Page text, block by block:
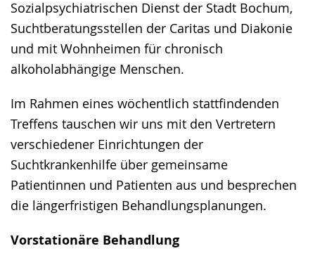
Sozialpsychiatrischen Dienst der Stadt Bochum,
Suchtberatungsstellen der Caritas und Diakonie
und mit Wohnheimen für chronisch
alkoholabhängige Menschen.
Im Rahmen eines wöchentlich stattfindenden
Treffens tauschen wir uns mit den Vertretern
verschiedener Einrichtungen der
Suchtkrankenhilfe über gemeinsame
Patientinnen und Patienten aus und besprechen
die längerfristigen Behandlungsplanungen.
Vorstationäre Behandlung